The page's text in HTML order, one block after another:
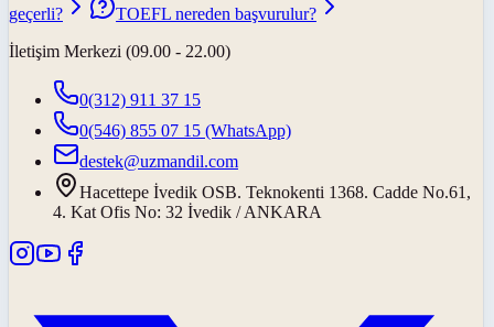
geçerli?
TOEFL nereden başvurulur?
İletişim Merkezi (09.00 - 22.00)
0(312) 911 37 15
0(546) 855 07 15 (WhatsApp)
destek@uzmandil.com
Hacettepe İvedik OSB. Teknokenti 1368. Cadde No.61,
4. Kat Ofis No: 32 İvedik / ANKARA